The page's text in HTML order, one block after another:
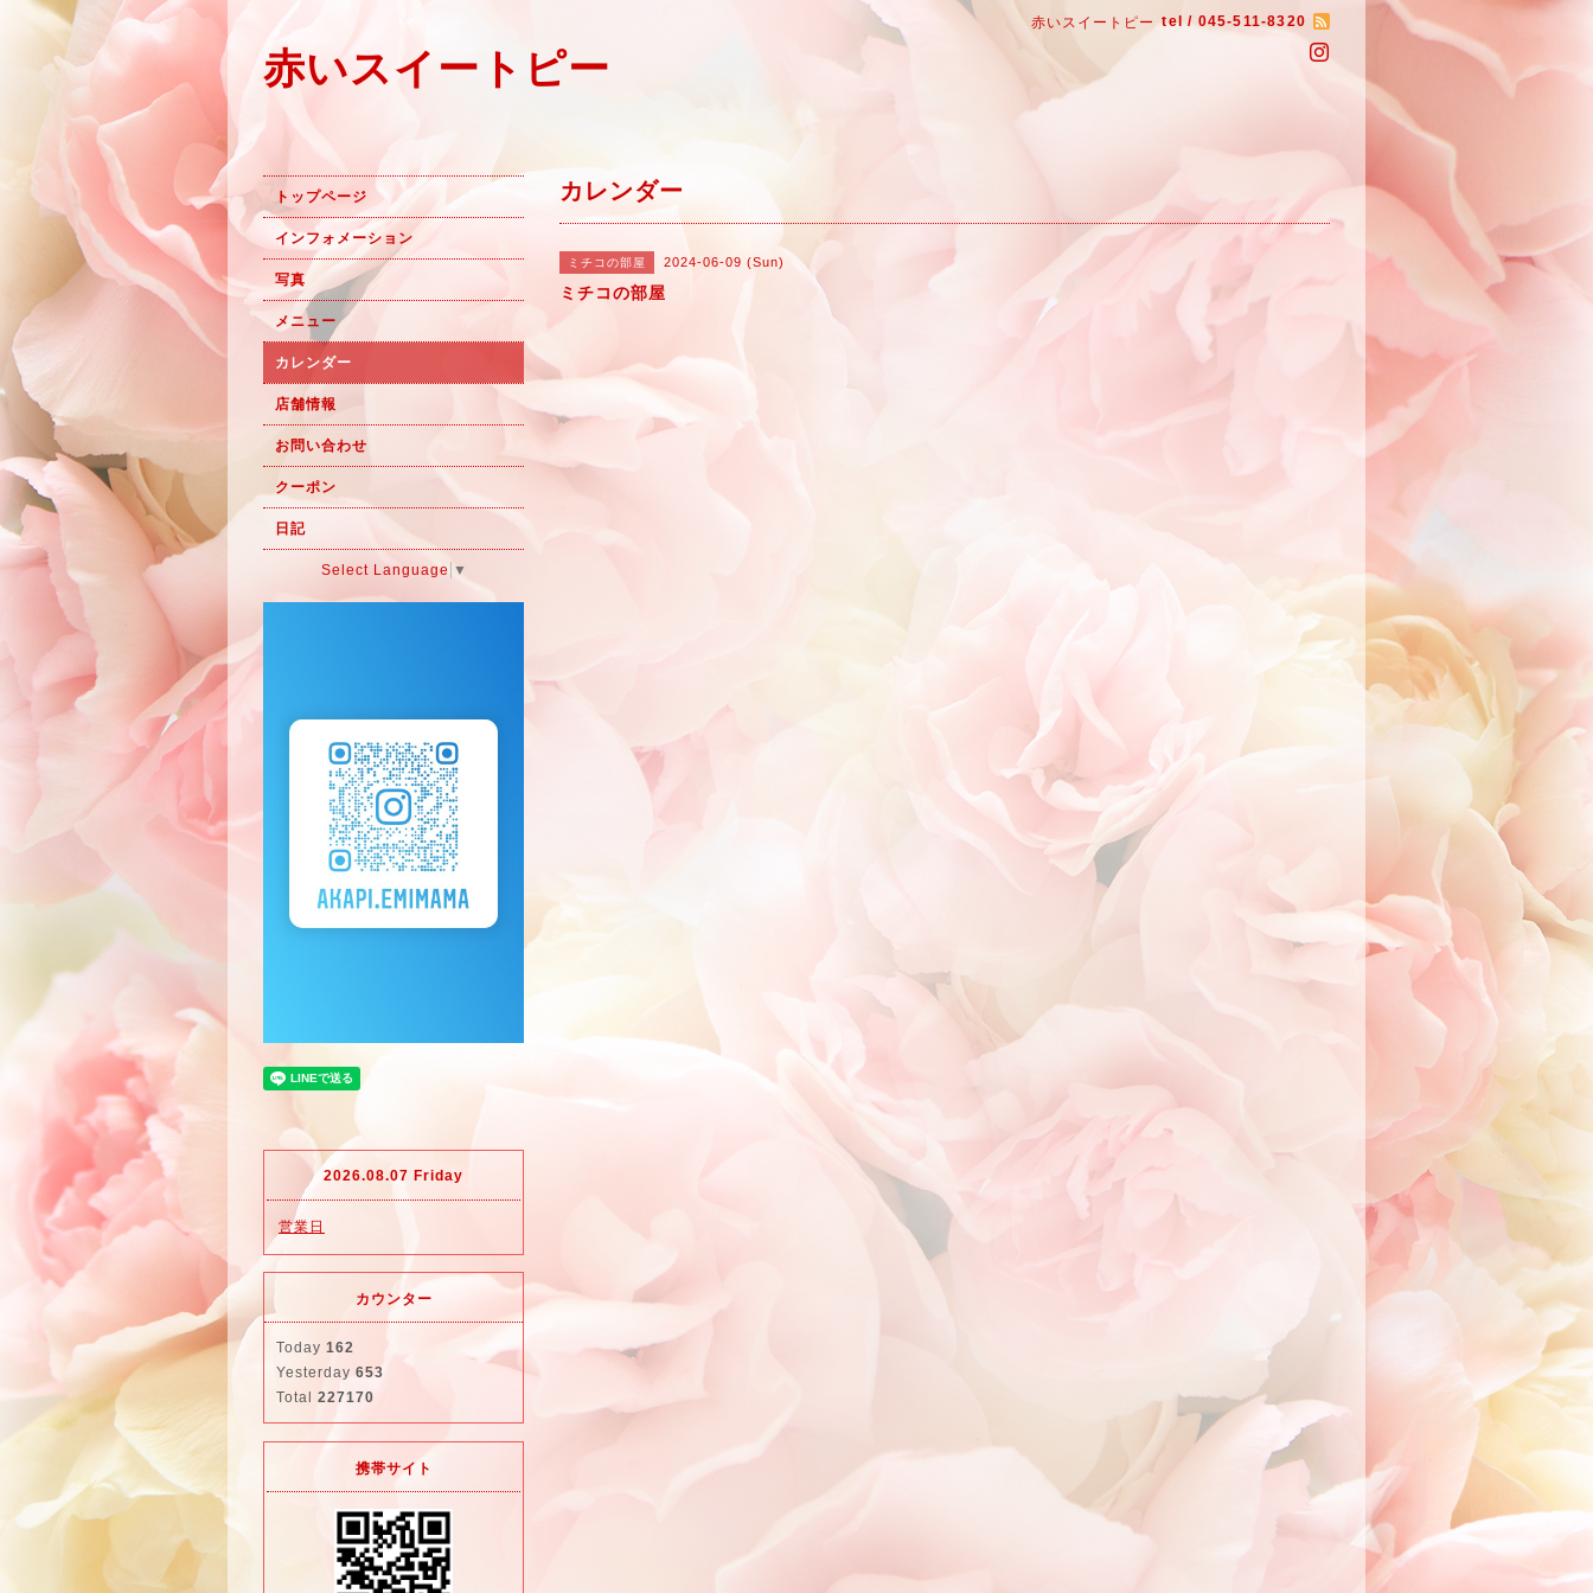
赤いスイートピー tel / 045-511-8320
赤いスイートピー
カレンダー
ミチコの部屋 2024-06-09 (Sun)
ミチコの部屋
トップページ
インフォメーション
写真
メニュー
カレンダー
店舗情報
お問い合わせ
クーポン
日記
Select Language ▼
2026.08.07 Friday
営業日
カウンター
Today 162
Yesterday 653
Total 227170
携帯サイト